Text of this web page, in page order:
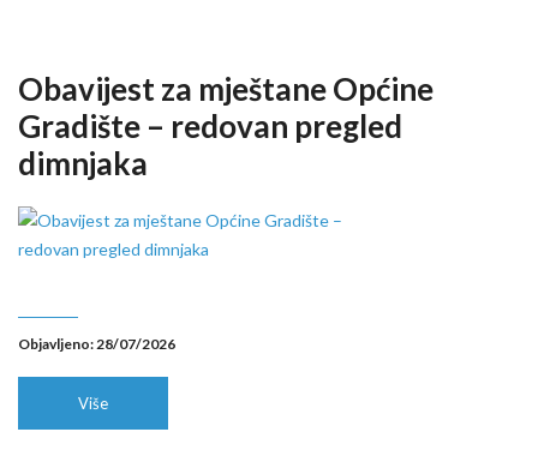
Obavijest za mještane Općine
Gradište – redovan pregled
dimnjaka
Objavljeno: 28/07/2026
Više